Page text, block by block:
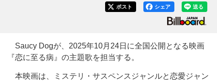
送る
シェア
ポスト
Saucy Dogが、2025年10月24日に全国公開となる映画
『恋に至る病』の主題歌を担当する。
本映画は、ミステリ・サスペンスジャンルと恋愛ジャン